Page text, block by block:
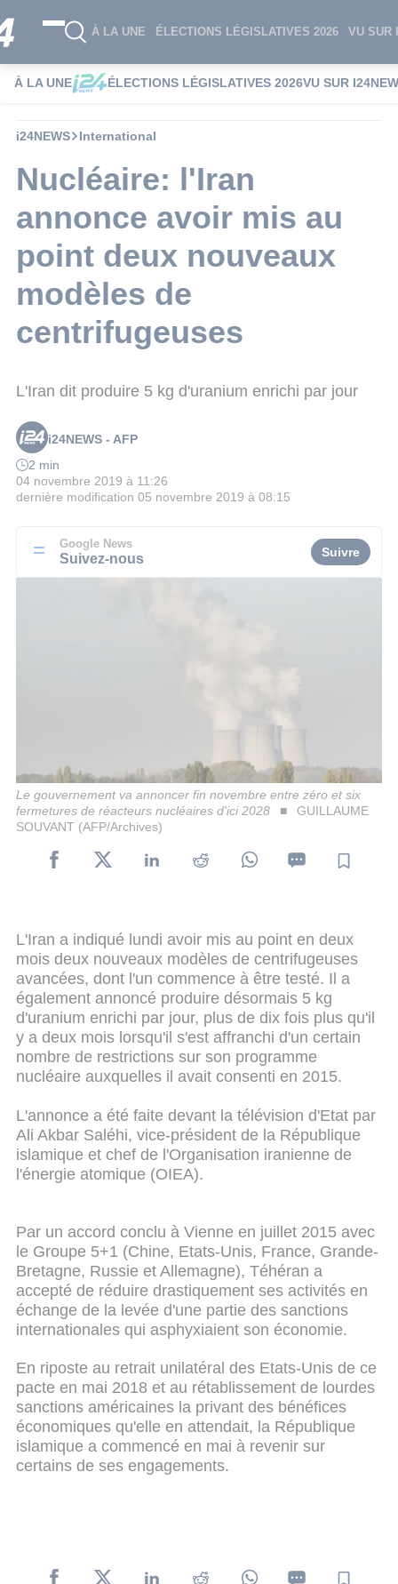
À LA UNE ÉLECTIONS LÉGISLATIVES 2026 VU SUR
À LA UNE ÉLECTIONS LÉGISLATIVES 2026VU SUR
i24NEWS International
Nucléaire: l'Iran
annonce avoir mis au
point deux nouveaux
modèles de
centrifugeuses
L'Iran dit produire 5 kg d'uranium enrichi par jour
i24NEWS - AFP
2 min
04 novembre 2019 à 11:26
dernière modification 05 novembre 2019 à 08:15
Google News
Suivez-nous Suivre
Le gouvernement va annoncer fin novembre entre zéro et six
fermetures de réacteurs nucléaires d'ici 2028
GUILLAUME
SOUVANT (AFP/Archives)
L'Iran a indiqué lundi avoir mis au point en deux
mois deux nouveaux modèles de centrifugeuses
avancées, dont l'un commence à être testé. Il a
également annoncé produire désormais 5 kg
d'uranium enrichi par jour, plus de dix fois plus qu'il
y a deux mois lorsqu'il s'est affranchi d'un certain
nombre de restrictions sur son programme
nucléaire auxquelles il avait consenti en 2015.
L'annonce a été faite devant la télévision d'Etat par
Ali Akbar Saléhi, vice-président de la République
islamique et chef de l'Organisation iranienne de
l'énergie atomique (OIEA).
Par un accord conclu à Vienne en juillet 2015 avec
le Groupe 5+1 (Chine, Etats-Unis, France, Grande-
Bretagne, Russie et Allemagne), Téhéran a
accepté de réduire drastiquement ses activités en
échange de la levée d'une partie des sanctions
internationales qui asphyxiaient son économie.
En riposte au retrait unilatéral des Etats-Unis de ce
pacte en mai 2018 et au rétablissement de lourdes
sanctions américaines la privant des bénéfices
économiques qu'elle en attendait, la République
islamique a commencé en mai à revenir sur
certains de ses engagements.